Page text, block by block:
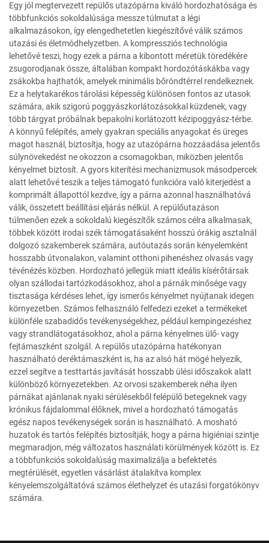
Egy jól megtervezett repülős utazópárna kiváló hordozhatósága és
többfunkciós sokoldalúsága messze túlmutat a légi
alkalmazásokon, így elengedhetetlen kiegészítővé válik számos
utazási és életmódhelyzetben. A kompressziós technológia
lehetővé teszi, hogy ezek a párna a kibontott méretük töredékére
zsugorodjanak össze, általában kompakt hordozótáskákba vagy
zsákokba hajthatók, amelyek minimális bőröndtérrel rendelkeznek.
Ez a helytakarékos tárolási képesség különösen fontos az utasok
számára, akik szigorú poggyászkorlátozásokkal küzdenek, vagy
több tárgyat próbálnak bepakolni korlátozott kézipoggyász-térbe.
A könnyű felépítés, amely gyakran speciális anyagokat és üreges
magot használ, biztosítja, hogy az utazópárna hozzáadása jelentős
súlynövekedést ne okozzon a csomagokban, miközben jelentős
kényelmet biztosít. A gyors kiterítési mechanizmusok másodpercek
alatt lehetővé teszik a teljes támogató funkcióra való kiterjedést a
komprimált állapottól kezdve, így a párna azonnal használhatóvá
válik, összetett beállítási eljárás nélkül. A repülőutazáson
túlmenően ezek a sokoldalú kiegészítők számos célra alkalmasak,
többek között irodai szék támogatásaként hosszú órákig asztalnál
dolgozó szakemberek számára, autóutazás során kényelemként
hosszabb útvonalakon, valamint otthoni pihenéshez olvasás vagy
tévénézés közben. Hordozható jellegük miatt ideális kísérőtársak
olyan szállodai tartózkodásokhoz, ahol a párnák minősége vagy
tisztasága kérdéses lehet, így ismerős kényelmet nyújtanak idegen
környezetben. Számos felhasználó felfedezi ezeket a termékeket
különféle szabadidős tevékenységekhez, például kempingezéshez
vagy strandlátogatásokhoz, ahol a párna kényelmes ülő- vagy
fejtámaszként szolgál. A repülős utazópárna hatékonyan
használható deréktámaszként is, ha az alsó hát mögé helyezik,
ezzel segítve a testtartás javítását hosszabb ülési időszakok alatt
különböző környezetekben. Az orvosi szakemberek néha ilyen
párnákat ajánlanak nyaki sérülésekből felépülő betegeknek vagy
krónikus fájdalommal élőknek, mivel a hordozható támogatás
egész napos tevékenységek során is használható. A mosható
huzatok és tartós felépítés biztosítják, hogy a párna higiéniai szintje
megmaradjon, még változatos használati körülmények között is. Ez
a többfunkciós sokoldalúság maximalizálja a befektetés
megtérülését, egyetlen vásárlást átalakítva komplex
kényelemszolgáltatóvá számos élethelyzet és utazási forgatókönyv
számára.